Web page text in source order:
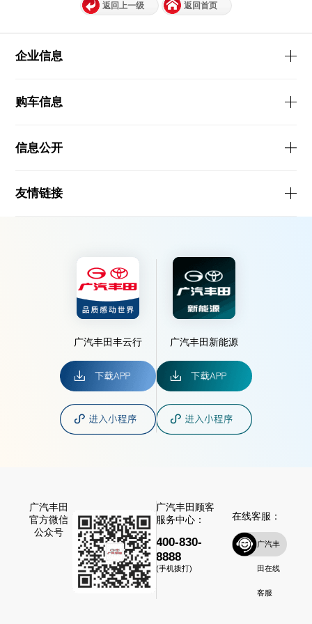
返回上一级 返回首页
企业信息
购车信息
信息公开
友情链接
广汽丰田丰云行 广汽丰田新能源
广汽丰田
官方微信
公众号
广汽丰田顾客
服务中心：
400-830-
8888
(手机拨打)
在线客服：
广汽丰
田在线
客服